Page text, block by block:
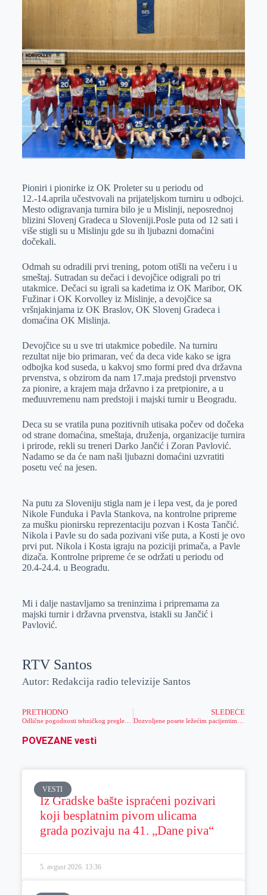
r
n
A
p
p
i
l
Pioniri i pionirke iz OK Proleter su u periodu od
12.-14.aprila učestvovali na prijateljskom turniru u odbojci.
Mesto odigravanja turnira bilo je u Mislinji, neposrednoj
blizini Slovenj Gradeca u Sloveniji.Posle puta od 12 sati i
više stigli su u Mislinju gde su ih ljubazni domaćini
dočekali.
Odmah su odradili prvi trening, potom otišli na večeru i u
smeštaj. Sutradan su dečaci i devojčice odigrali po tri
utakmice. Dečaci su igrali sa kadetima iz OK Maribor, OK
Fužinar i OK Korvolley iz Mislinje, a devojčice sa
vršnjakinjama iz OK Braslov, OK Slovenj Gradeca i
domaćina OK Mislinja.
Devojčice su u sve tri utakmice pobedile. Na turniru
rezultat nije bio primaran, već da deca vide kako se igra
odbojka kod suseda, u kakvoj smo formi pred dva državna
prvenstva, s obzirom da nam 17.maja predstoji prvenstvo
za pionire, a krajem maja državno i za pretpionire, a u
međuuvremenu nam predstoji i majski turnir u Beogradu.
Deca su se vratila puna pozitivnih utisaka počev od dočeka
od strane domaćina, smeštaja, druženja, organizacije turnira
i prirode, rekli su treneri Darko Jančić i Zoran Pavlović.
Nadamo se da će nam naši ljubazni domaćini uzvratiti
posetu već na jesen.
Na putu za Sloveniju stigla nam je i lepa vest, da je pored
Nikole Funduka i Pavla Stankova, na kontrolne pripreme
za mušku pionirsku reprezentaciju pozvan i Kosta Tančić.
Nikola i Pavle su do sada pozivani više puta, a Kosti je ovo
prvi put. Nikola i Kosta igraju na poziciji primača, a Pavle
dizača. Kontrolne pripreme će se održati u periodu od
20.4-24.4. u Beogradu.
Mi i dalje nastavljamo sa treninzima i pripremama za
majski turnir i državna prvenstva, istakli su Jančić i
Pavlović.
RTV Santos
Autor: Redakcija radio televizije Santos
PRETHODNO
Odlične pogodnosti tehničkog pregleda, registracije i osiguranja vozila u „AC Optima tehnički pregled“
SLEDEĆE
POVEZANE vesti
VESTI
Iz Gradske bašte ispraćeni pozivari
koji besplatnim pivom ulicama
grada pozivaju na 41. „Dane piva“
5. avgust 2026. 13:36